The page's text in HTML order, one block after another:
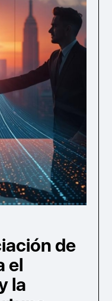
de
el
la